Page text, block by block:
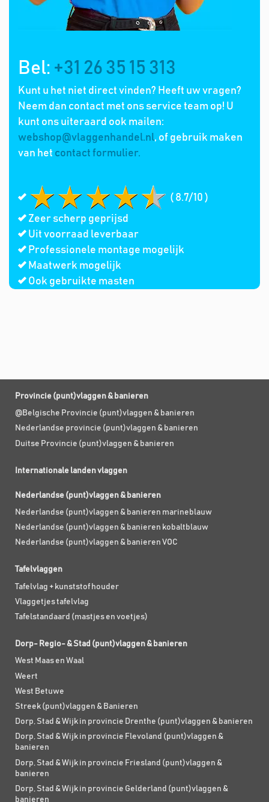
Bel: +31 26 35 15 313
Kunt u het niet direct vinden? Heeft uw vragen?
Neem dan contact met ons service team op! U
kunt ons uiteraard ook mailen:
webshop@vlaggenhandel.nl, of gebruik maken
van het contact formulier.
( 8.7/10 )
Zeer scherp geprijsd
Uit voorraad leverbaar
Professionele montage mogelijk
Maatwerk mogelijk
Ook gebruikte masten
Provincie (punt)vlaggen & banieren
@Belgische Provincie (punt)vlaggen & banieren
Nederlandse provincie (punt)vlaggen & banieren
Duitse Provincie (punt)vlaggen & banieren
Internationale landen vlaggen
Nederlandse (punt)vlaggen & banieren
Nederlandse (punt)vlaggen & banieren marineblauw
Nederlandse (punt)vlaggen & banieren kobaltblauw
Nederlandse (punt)vlaggen & banieren VOC
Tafelvlaggen
Tafelvlag + kunststof houder
Vlaggetjes tafelvlag
Tafelstandaard (mastjes en voetjes)
Dorp- Regio- & Stad (punt)vlaggen & banieren
West Maas en Waal
Weert
West Betuwe
Streek (punt)vlaggen & Banieren
Dorp, Stad & Wijk in provincie Drenthe (punt)vlaggen & banieren
Dorp, Stad & Wijk in provincie Flevoland (punt)vlaggen &
banieren
Dorp, Stad & Wijk in provincie Friesland (punt)vlaggen &
banieren
Dorp, Stad & Wijk in provincie Gelderland (punt)vlaggen &
banieren